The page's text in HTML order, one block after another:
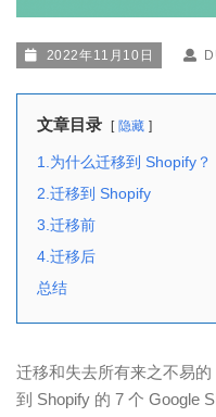
2022年11月10日
文章目录 隐藏
1.为什么迁移到 Shopify？
2.迁移到 Shopify
3.迁移前
4.迁移后
总结
迁移和失去所有来之不易
到 Shopify 的 7 个 Google